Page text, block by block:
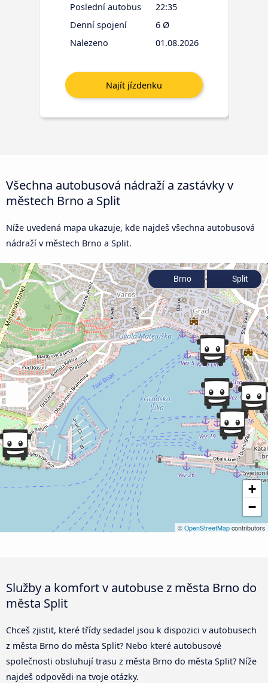
Poslední autobus
22:35
Denní spojení
6 Ø
Nalezeno
01.08.2026
Všechna autobusová nádraží a zastávky v
městech Brno a Split
Níže uvedená mapa ukazuje, kde najdeš všechna autobusová
nádraží v městech Brno a Split.
+
−
© OpenStreetMap contributors
Brno Split
Služby a komfort v autobuse z města Brno do
města Split
Chceš zjistit, které třídy sedadel jsou k dispozici v autobusech
z města Brno do města Split? Nebo které autobusové
společnosti obsluhují trasu z města Brno do města Split? Níže
najdeš odpovědi na tvoje otázky.